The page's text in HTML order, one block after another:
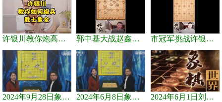
许银川教你炮高兵士象全如何赢士象全，简单四步即可 郭中基大战赵鑫鑫，许银川激情讲解 市冠军挑战许银川，急进中兵变化真激烈！
2024年9月28日象棋世界栏目，刘君、蒋川讲解了第九届杨官璘杯象棋... 2024年6月8日象棋世界，刘君、蒋川讲解了第九届杨官璘杯全国象棋... 2024年6月1日刘君、蒋川讲解第三届上海杯象棋大师赛谢靖与李少庚...